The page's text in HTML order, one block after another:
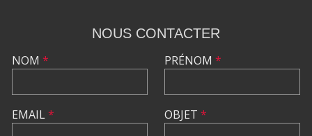
NOUS CONTACTER
NOM *
EMAIL*
PRÉNOM *
OBJET *